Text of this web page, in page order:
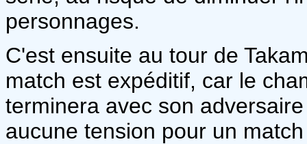
personnages.
C'est ensuite au tour de
match est expéditif, car le
terminera avec son
aucune tension pour un